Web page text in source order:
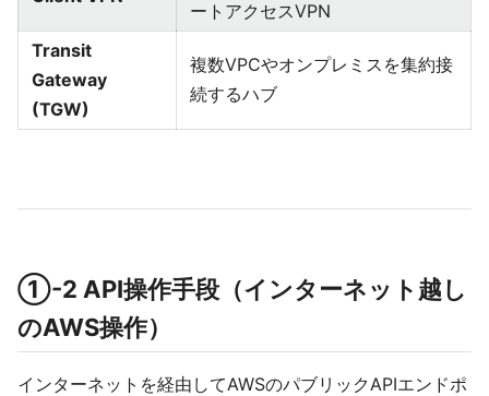
ートアクセスVPN
Transit
Gateway
(TGW)
複数VPCやオンプレミスを集約接
続するハブ
①-2 API操作手段（インターネット越し
のAWS操作）
インターネットを経由してAWSのパブリックAPIエンドポ